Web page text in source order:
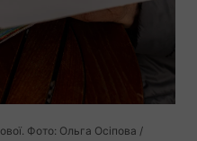
Фото: Ольга Осіпова /